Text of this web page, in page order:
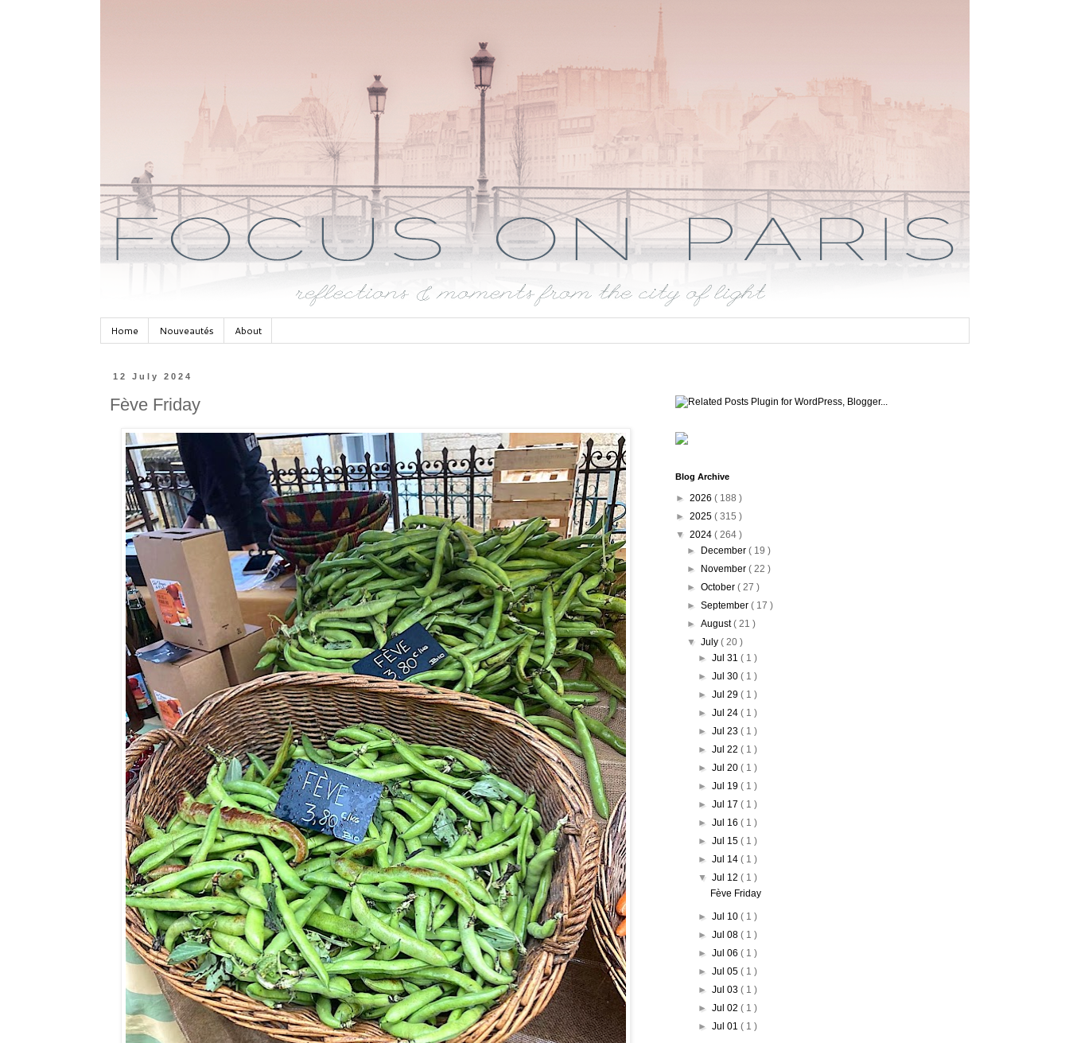
Home Nouveautés About
12 July 2024
Fève Friday
Blog Archive
► 2026 ( 188 )
► 2025 ( 315 )
▼ 2024 ( 264 )
►
December ( 19 )
►
November ( 22 )
► October ( 27 )
► September ( 17 )
► August( 21 )
▼ July ( 20 )
►Jul 31( 1 )
►Jul 30( 1 )
►Jul 29( 1 )
►Jul 24( 1 )
►Jul 23( 1 )
►Jul 22( 1 )
►Jul 20( 1 )
►Jul 19( 1 )
►Jul 17( 1 )
►Jul 16( 1 )
►Jul 15( 1 )
►Jul 14( 1 )
▼Jul 12( 1 )
Fève Friday
►Jul 10( 1 )
►Jul 08( 1 )
►Jul 06( 1 )
►Jul 05( 1 )
►Jul 03( 1 )
►Jul 02( 1 )
►Jul 01( 1 )